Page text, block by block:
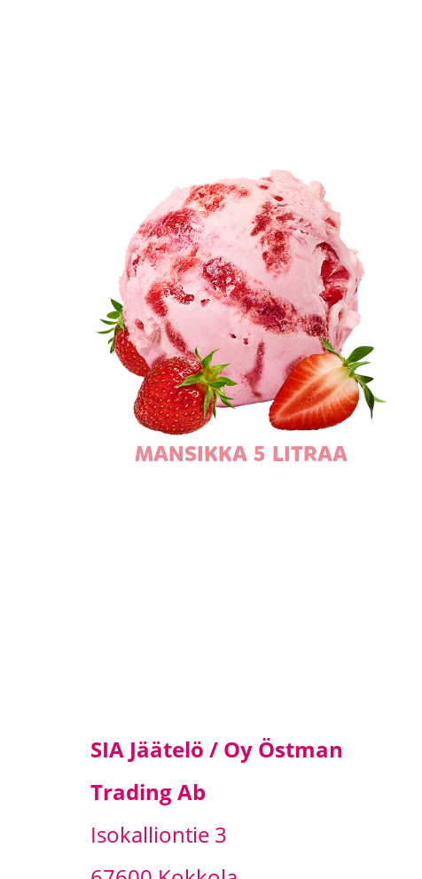
MANSIKKA 5 LITRAA
SIA Jäätelö / Oy Östman
Trading Ab
Isokalliontie 3